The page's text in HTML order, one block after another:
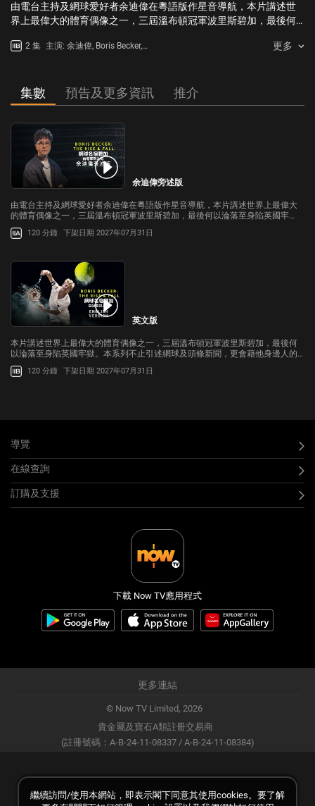
由電台主持及網球愛好者余迪偉在粵語版作星音導航，本片講述世
界上最偉大的體育偶像之一，三屆溫布頓冠軍波里斯碧加，最後何
他身邊人的視角，揭示真實的碧加。當中許多人更是首次獨家受
2 集 主演: 余迪偉, Boris Becker,
更多
集數 預告及更多資訊 推介
余迪偉旁述版
由電台主持及網球愛好者余迪偉在粵語版作星音導航，本片講述世界上最偉大
的體育偶像之一，三屆溫布頓冠軍波里斯碧加，最後何以淪落至身陷英國牢
獄。本系列不止引述網球及頭條新聞，更會藉他身邊人的視角，揭示真實的碧
加。當中許多人更是首次獨家受訪...
120 分鐘 下架日期 2027年07月31日
英文版
本片講述世界上最偉大的體育偶像之一，三屆溫布頓冠軍波里斯碧加，最後何
以淪落至身陷英國牢獄。本系列不止引述網球及頭條新聞，更會藉他身邊人的
視角，揭示真實的碧加。當中許多人更是首次獨家受訪，包括已和他分居的第
二任妻子，莎莉莉碧加...
120 分鐘 下架日期 2027年07月31日
導覽
在線查詢
訂購及支援
下載 Now TV應用程式
更多連結
© Now TV Limited, 2026
貴金屬及寶石A類註冊交易商
(註冊號碼：A-B-24-11-08337 / A-B-24-11-08384)
繼續訪問/使用本網站，即表示閣下同意其使用cookies。要了解